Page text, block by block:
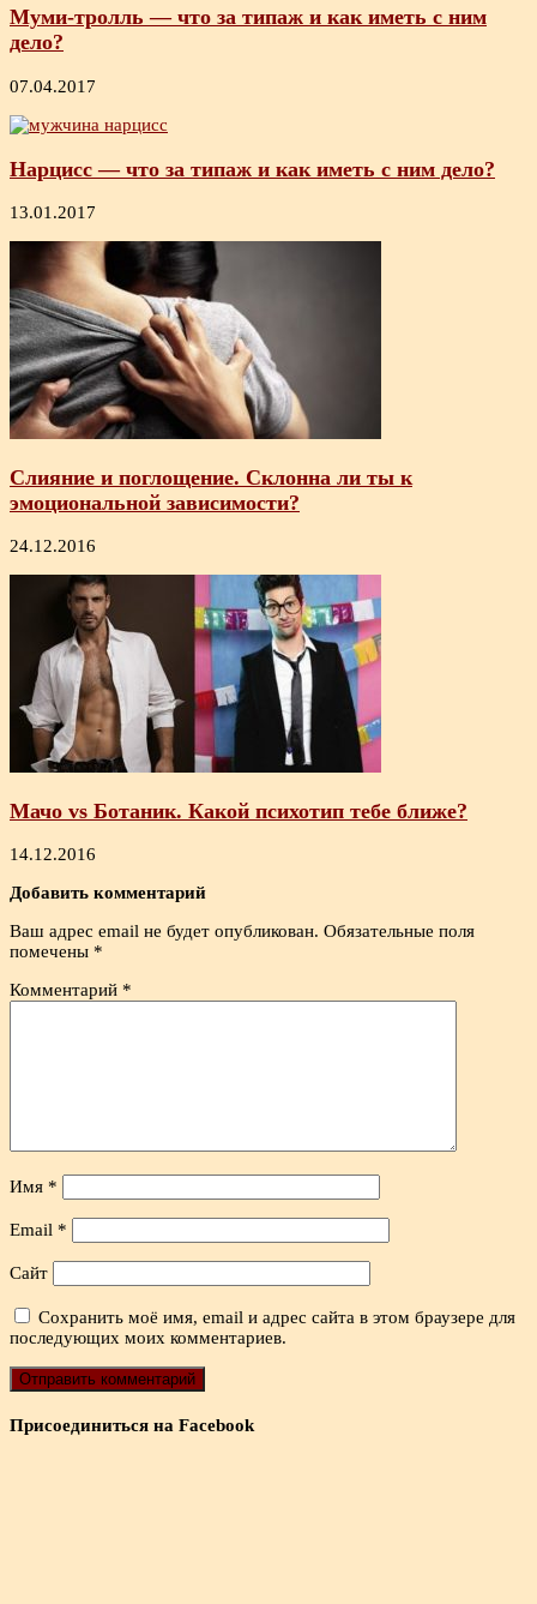
Муми-тролль — что за типаж и как иметь с ним
дело?
07.04.2017
Нарцисс — что за типаж и как иметь с ним дело?
13.01.2017
Слияние и поглощение. Склонна ли ты к
эмоциональной зависимости?
24.12.2016
Мачо vs Ботаник. Какой психотип тебе ближе?
14.12.2016
Добавить комментарий
Ваш адрес email не будет опубликован. Обязательные поля
помечены *
Комментарий *
Имя *
Email *
Сайт
Сохранить моё имя, email и адрес сайта в этом браузере для
последующих моих комментариев.
Присоединиться на Facebook